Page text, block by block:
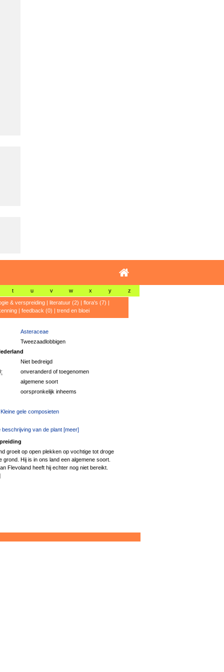
t u v w x y z
& verspreiding| literatuur (2) | flora's (7) |
| feedback (0) | trend en bloei
Asteraceae
Tweezaadlobbigen
Niet bedreigd
onveranderd of toegenomen
algemene soort
oorspronkelijk inheems
gele composieten
beschrijving van de plant [meer]
groeit op open plekken op vochtige tot droge
grond. Hij is in ons land een algemene soort.
Flevoland heeft hij echter nog niet bereikt.